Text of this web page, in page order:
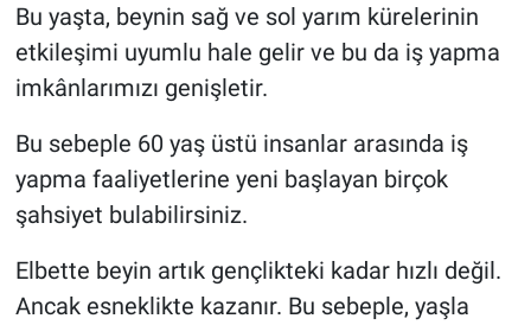
Bu yaşta, beynin sağ ve sol yarım kürelerinin
etkileşimi uyumlu hale gelir ve bu da iş yapma
imkânlarımızı genişletir.
Bu sebeple 60 yaş üstü insanlar arasında iş
yapma faaliyetlerine yeni başlayan birçok
şahsiyet bulabilirsiniz.
Elbette beyin artık gençlikteki kadar hızlı değil.
Ancak esneklikte kazanır. Bu sebeple, yaşla